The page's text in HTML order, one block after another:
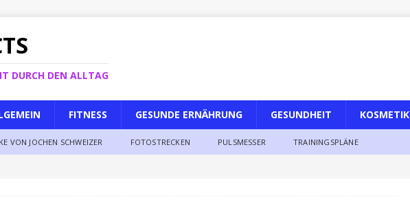
DURCH DEN ALLTAG
FITNESS GESUNDE ERNÄHRUNG GESUNDHEIT KOSMETIK
VON JOCHEN SCHWEIZER FOTOSTRECKEN PULSMESSER TRAININGSPLÄNE